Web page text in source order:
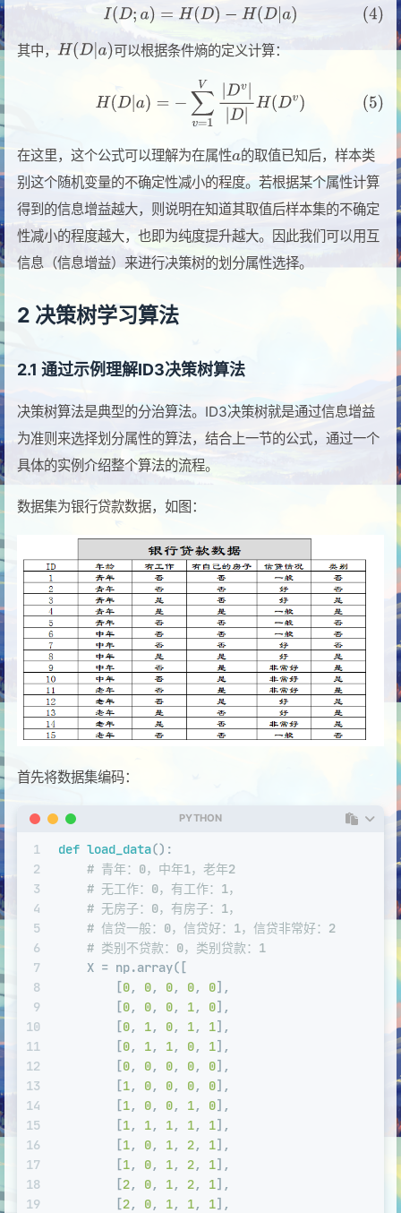
其中， 可以根据条件熵的定义计算：
在这里，这个公式可以理解为在属性 的取值已知后，样本类
别这个随机变量的不确定性减小的程度。若根据某个属性计算
得到的信息增益越大，则说明在知道其取值后样本集的不确定
性减小的程度越大，也即为纯度提升越大。因此我们可以用互
信息（信息增益）来进行决策树的划分属性选择。
2 决策树学习算法
2.1 通过示例理解ID3决策树算法
决策树算法是典型的分治算法。ID3决策树就是通过信息增益
为准则来选择划分属性的算法，结合上一节的公式，通过一个
具体的实例介绍整个算法的流程。
数据集为银行贷款数据，如图：
首先将数据集编码：
PYTHON
1
2
3
4
5
6
7
8
9
10
11
12
13
14
15
16
17
18
19
def load_data():
# 青年：0，中年1，老年2
# 无工作：0，有工作：1，
# 无房子：0，有房子：1，
# 信贷一般：0，信贷好：1，信贷非常好：2
# 类别不贷款：0，类别贷款：1
    X = np.array([
        [
0, 0, 0, 0, 0],
        [
0, 0, 0, 1, 0],
        [
0, 1, 0, 1, 1],
        [
0, 1, 1, 0, 1],
        [
0, 0, 0, 0, 0],
        [
1, 0, 0, 0, 0],
        [
1, 0, 0, 1, 0],
        [
1, 1, 1, 1, 1],
        [
1, 0, 1, 2, 1],
        [
1, 0, 1, 2, 1],
        [
2, 0, 1, 2, 1],
        [
2, 0, 1, 1, 1],